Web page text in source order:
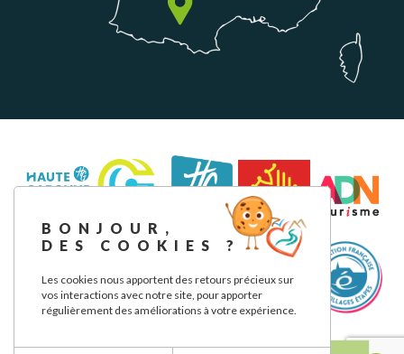
Aviso legalPolítica de privacidadNuestros compromisos
BONJOUR,
DES COOKIES ?
Les cookies nous apportent des retours précieux sur
vos interactions avec notre site, pour apporter
régulièrement des améliorations à votre expérience.